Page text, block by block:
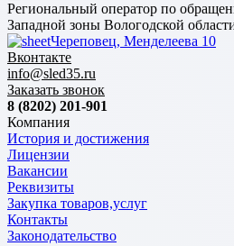
Региональный оператор по
Западной зоны Вологодской
Череповец, Менделеева 10
Вконтакте
info@sled35.ru
Заказать звонок
8 (8202) 201-901
Компания
История и достижения
Лицензии
Вакансии
Реквизиты
Закупка товаров,услуг
Контакты
Законодательство